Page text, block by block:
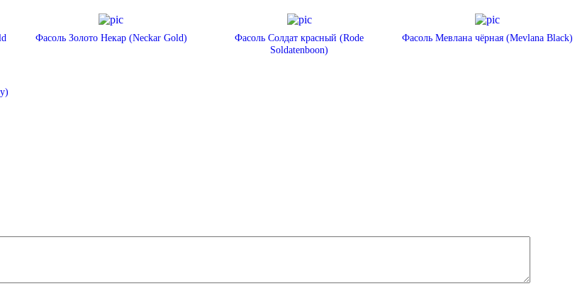
Фасоль Золото Некар (Neckar Gold)
Фасоль Солдат красный (Rode
Soldatenboon)
Фасоль Мевлана чёрная (Mevlana Black)